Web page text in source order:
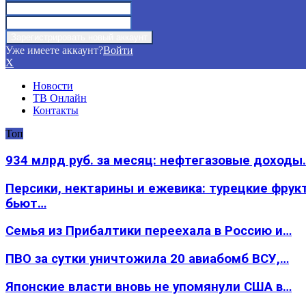
Уже имеете аккаунт?Войти
X
Новости
ТВ Онлайн
Контакты
Топ
934 млрд руб. за месяц: нефтегазовые
Персики, нектарины и ежевика: турецкие
бьют…
Семья из Прибалтики переехала в Россию и…
ПВО за сутки уничтожила 20 авиабомб ВСУ,…
Японские власти вновь не упомянули США в…